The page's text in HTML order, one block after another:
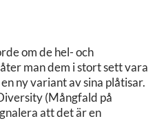
om de hel- och
man dem i stort sett vara
ny variant av sina plåtisar.
(Mångfald på
att det är en